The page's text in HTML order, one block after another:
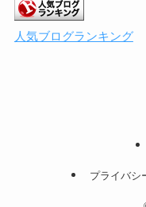
人気ブログランキング
プライバシ